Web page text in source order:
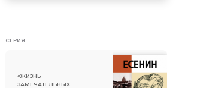
СЕРИЯ
«ЖИЗНЬ
ЗАМЕЧАТЕЛЬНЫХ